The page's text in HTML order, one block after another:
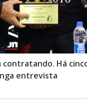
contratando. Há
entrevista